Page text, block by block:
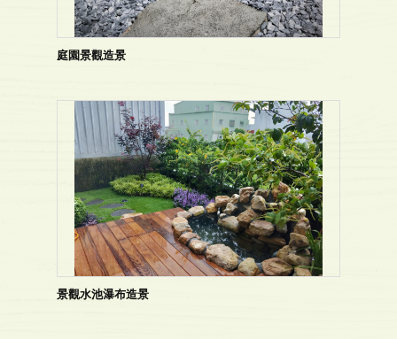
庭園景觀造景
景觀水池瀑布造景